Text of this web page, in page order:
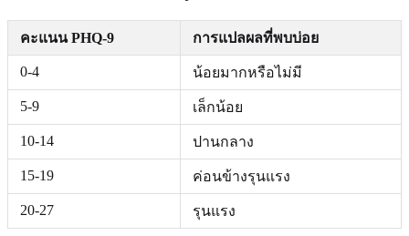
คะแนน PHQ-9 การแปลผลที่พบบ่อย
0-4 น้อยมากหรือไม่มี
5-9 เล็กน้อย
10-14 ปานกลาง
15-19 ค่อนข้างรุนแรง
20-27 รุนแรง